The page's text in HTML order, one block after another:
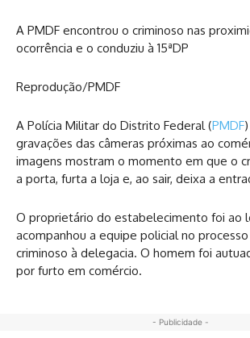
A PMDF encontrou o criminoso nas
ocorrência e o conduziu à 15ªDP
Reprodução/PMDF
A Polícia Militar do Distrito Federal (PMDF
gravações das câmeras próximas ao
imagens mostram o momento em que o
a porta, furta a loja e, ao sair, deixa a
O proprietário do estabelecimento foi ao
acompanhou a equipe policial no
criminoso à delegacia. O homem foi
por furto em comércio.
- Publicidade -